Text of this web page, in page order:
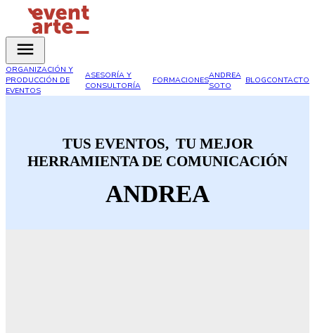
ORGANIZACIÓN Y
PRODUCCIÓN DE
EVENTOS
ASESORÍA Y
CONSULTORÍA
FORMACIONESANDREA
SOTO
BLOGCONTACTO
TUS EVENTOS, TU MEJOR
HERRAMIENTA DE COMUNICACIÓN
ANDREA